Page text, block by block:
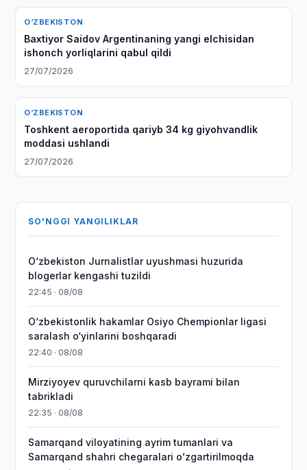
O‘ZBEKISTON
Baxtiyor Saidov Argentinaning yangi elchisidan
ishonch yorliqlarini qabul qildi
27/07/2026
O‘ZBEKISTON
Toshkent aeroportida qariyb 34 kg giyohvandlik
moddasi ushlandi
27/07/2026
SO'NGGI YANGILIKLAR
O‘zbekiston Jurnalistlar uyushmasi huzurida
blogerlar kengashi tuzildi
22:45 · 08/08
O‘zbekistonlik hakamlar Osiyo Chempionlar ligasi
saralash o‘yinlarini boshqaradi
22:40 · 08/08
Mirziyoyev quruvchilarni kasb bayrami bilan
tabrikladi
22:35 · 08/08
Samarqand viloyatining ayrim tumanlari va
Samarqand shahri chegaralari oʻzgartirilmoqda